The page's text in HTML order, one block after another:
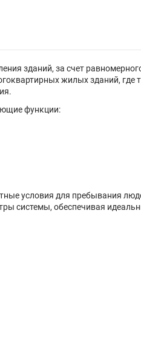
зданий, за счет
жилых зданий, где
функции:
условия для пребывания
системы, обеспечивая